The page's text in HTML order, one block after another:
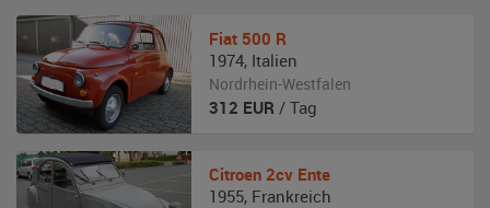
Fiat 500 R
1974, Italien
Nordrhein-Westfalen
312 EUR / Tag
Citroen 2cv Ente
1955, Frankreich